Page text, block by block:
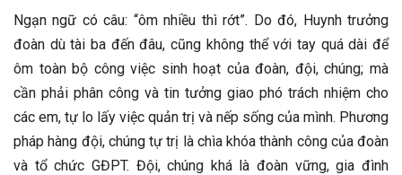
Ngạn ngữ có câu: “ôm nhiều thì rớt”. Do đó, Huynh trưởng
đoàn dù tài ba đến đâu, cũng không thể với tay quá dài để
ôm toàn bộ công việc sinh hoạt của đoàn, đội, chúng; mà
cần phải phân công và tin tưởng giao phó trách nhiệm cho
các em, tự lo lấy việc quản trị và nếp sống của mình. Phương
pháp hàng đội, chúng tự trị là chìa khóa thành công của đoàn
và tổ chức GĐPT. Đội, chúng khá là đoàn vững, gia đình